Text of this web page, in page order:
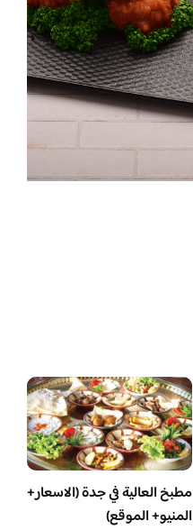
مطبخ العالية في جدة (الاسعار+
المنيو+ الموقع)